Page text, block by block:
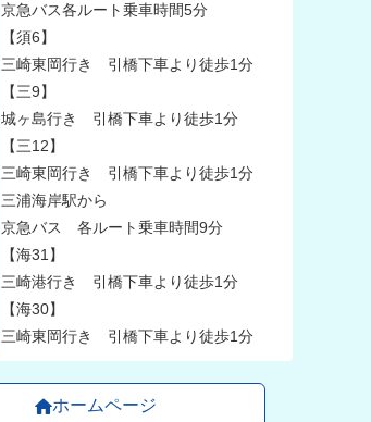
京急バス各ルート乗車時間5分
【須6】
三崎東岡行き 引橋下車より徒歩1分
【三9】
城ヶ島行き 引橋下車より徒歩1分
【三12】
三崎東岡行き 引橋下車より徒歩1分
三浦海岸駅から
京急バス 各ルート乗車時間9分
【海31】
三崎港行き 引橋下車より徒歩1分
【海30】
三崎東岡行き 引橋下車より徒歩1分
ホームページ